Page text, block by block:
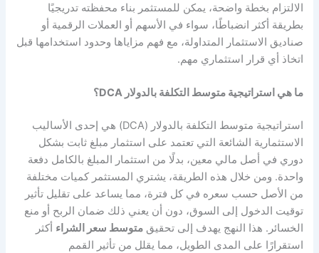
الالتزام بخطة واضحة، يمكن للمستثمر بناء محفظته تدريجيًا
بطريقة أكثر انضباطًا، سواء في الأسهم أو العملات الرقمية أو
صناديق الاستثمار المتداولة، مع فهم مزاياها وحدود استخدامها قبل
اتخاذ أي قرار استثماري مهم.
ما هي استراتيجية متوسط التكلفة بالدولار DCA؟
استراتيجية متوسط التكلفة بالدولار (DCA) هي إحدى الأساليب
الاستثمارية الشائعة التي تعتمد على استثمار مبلغ ثابت بشكل
دوري في أصل مالي معين، بدلًا من استثمار المبلغ بالكامل دفعة
واحدة. ومن خلال هذه الطريقة، يشتري المستثمر كميات مختلفة
من الأصل حسب سعره في كل فترة، مما يساعد على تقليل تأثير
توقيت الدخول إلى السوق، دون أن يعني ذلك ضمان الربح أو منع
الخسائر. هذا النهج يهدف إلى تحقيق متوسط سعر الشراءأكثر
استقرارًا على المدى الطويل، مما يقلل من تأثير القمم